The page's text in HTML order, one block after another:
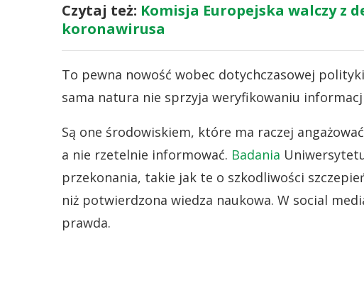
Czytaj też: Komisja Europejska walczy z
koronawirusa
To pewna nowość wobec dotychczasowej
sama natura nie sprzyja weryfikowaniu
Są one środowiskiem, które ma raczej
a nie rzetelnie informować. Badania
przekonania, takie jak te o szkodliwości
niż potwierdzona wiedza naukowa. W social
prawda.